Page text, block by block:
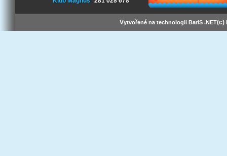
Vytvořené na technologii BarIS .NET(c)